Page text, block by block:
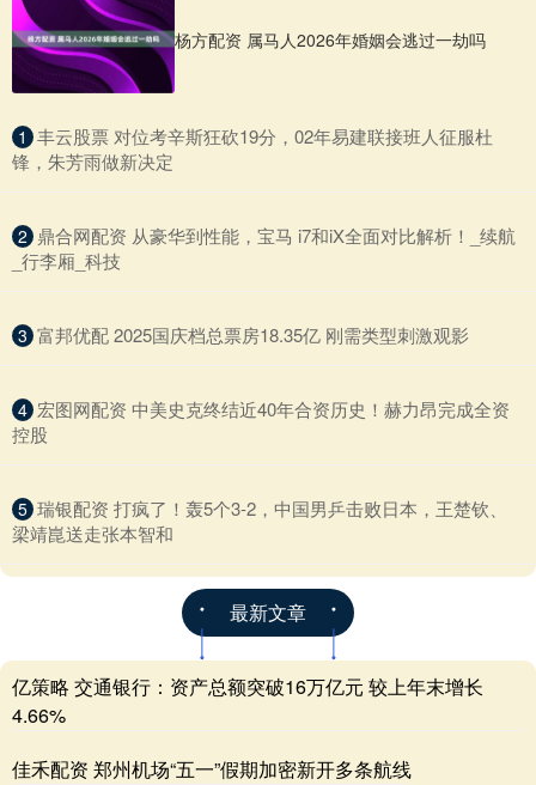
杨方配资 属马人2026年婚姻会逃过一劫吗
1 ​丰云股票 对位考辛斯狂砍19分，02年易建联接班人征服杜
锋，朱芳雨做新决定
2 ​鼎合网配资 从豪华到性能，宝马 i7和iX全面对比解析！_续航
_行李厢_科技
3 ​富邦优配 2025国庆档总票房18.35亿 刚需类型刺激观影
4 ​宏图网配资 中美史克终结近40年合资历史！赫力昂完成全资
控股
5 ​瑞银配资 打疯了！轰5个3-2，中国男乒击败日本，王楚钦、
梁靖崑送走张本智和
最新文章
亿策略 交通银行：资产总额突破16万亿元 较上年末增长
4.66%
佳禾配资 郑州机场“五一”假期加密新开多条航线